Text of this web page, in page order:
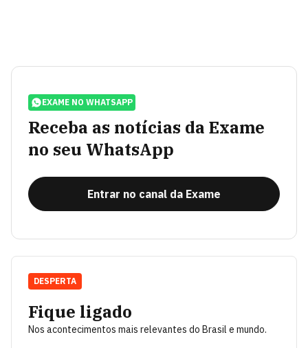
EXAME NO WHATSAPP
Receba as notícias da Exame
no seu WhatsApp
Entrar no canal da Exame
Fique ligado
Nos acontecimentos mais relevantes do Brasil e mundo.
DESPERTA